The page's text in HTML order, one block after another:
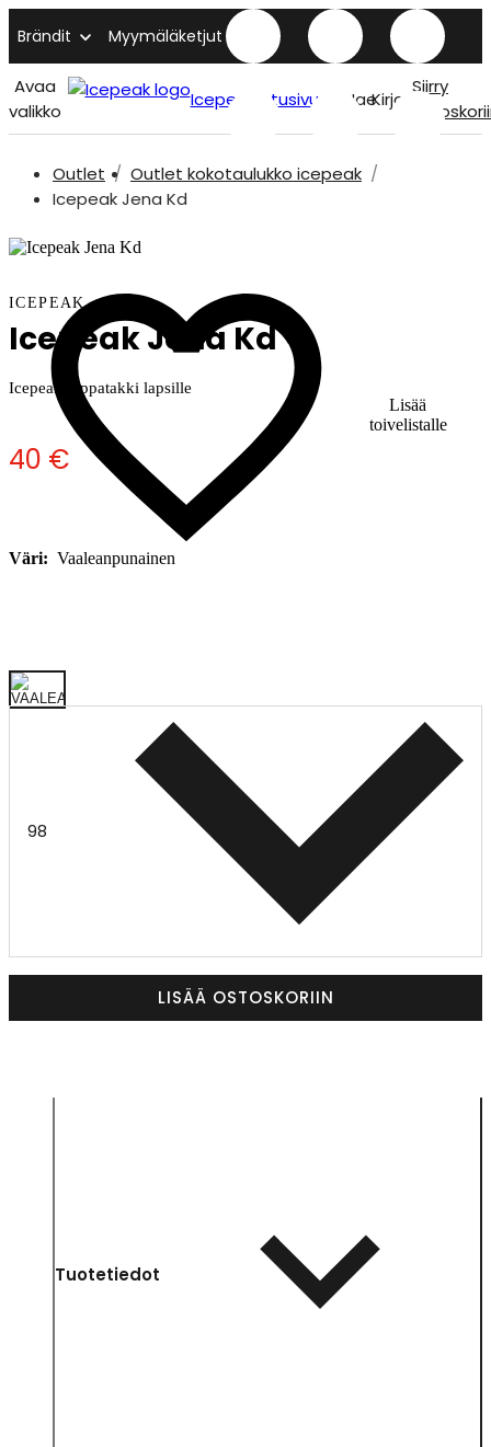
Brändit Myymäläketjut
Avaa
valikko
Icepeak etusivu HaeKirjaudu
Siirry
Outlet
Outlet kokotaulukko icepeak
Icepeak Jena Kd
Lisää
toivelistalle
ICEPEAK
Icepeak Jena Kd
Icepeak toppatakki lapsille
40 €
Väri: Vaaleanpunainen
98
LISÄÄ OSTOSKORIIN
Tuotetiedot